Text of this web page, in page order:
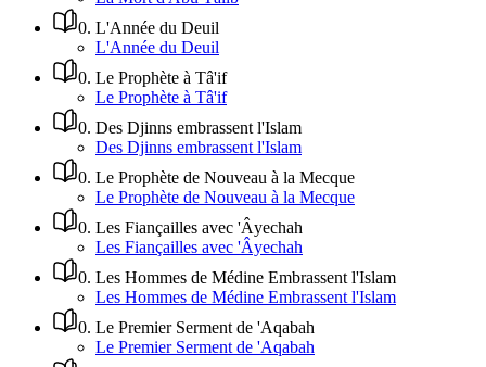
0. L'Année du Deuil
L'Année du Deuil
0. Le Prophète à Tâ'if
Le Prophète à Tâ'if
0. Des Djinns embrassent l'Islam
Des Djinns embrassent l'Islam
0. Le Prophète de Nouveau à la Mecque
Le Prophète de Nouveau à la Mecque
0. Les Fiançailles avec 'Âyechah
Les Fiançailles avec 'Âyechah
0. Les Hommes de Médine Embrassent l'Islam
Les Hommes de Médine Embrassent l'Islam
0. Le Premier Serment de 'Aqabah
Le Premier Serment de 'Aqabah